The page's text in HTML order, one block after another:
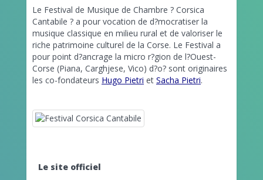
Le Festival de Musique de Chambre ? Corsica
Cantabile ? a pour vocation de d?mocratiser la
musique classique en milieu rural et de valoriser le
riche patrimoine culturel de la Corse. Le Festival a
pour point d?ancrage la micro r?gion de l?Ouest-
Corse (Piana, Carghjese, Vico) d?o? sont originaires
les co-fondateurs Hugo Pietri et Sacha Pietri.
Le site officiel